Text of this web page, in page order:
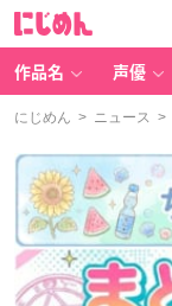
作品名 声優
にじめん > ニュース >